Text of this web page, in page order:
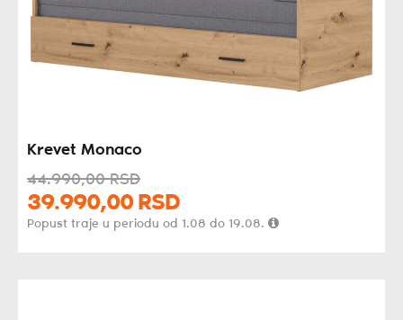
Krevet Monaco
44.990,00 RSD
39.990,00 RSD
Popust traje u periodu od 1.08 do 19.08.